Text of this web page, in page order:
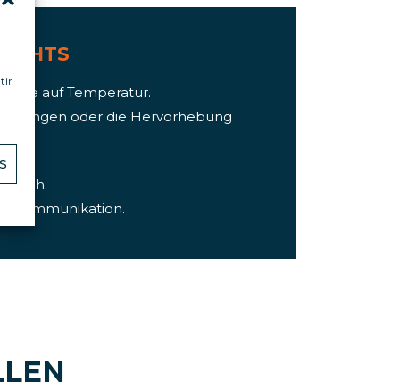
auf Temperatur.
oder die Hervorhebung
Kommunikation.